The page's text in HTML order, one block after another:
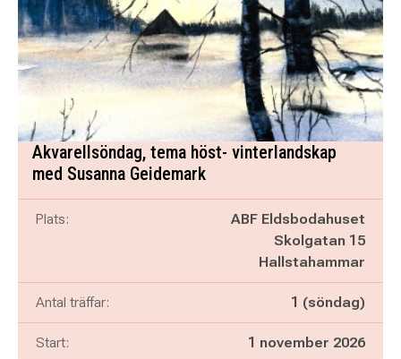
Akvarellsöndag, tema höst- vinterlandskap
med Susanna Geidemark
Plats:
ABF Eldsbodahuset
Skolgatan 15
Hallstahammar
Antal träffar: 1 (söndag)
Start: 1 november 2026